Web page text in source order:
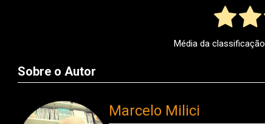
Média da classificação
Sobre o Autor
Marcelo Milici